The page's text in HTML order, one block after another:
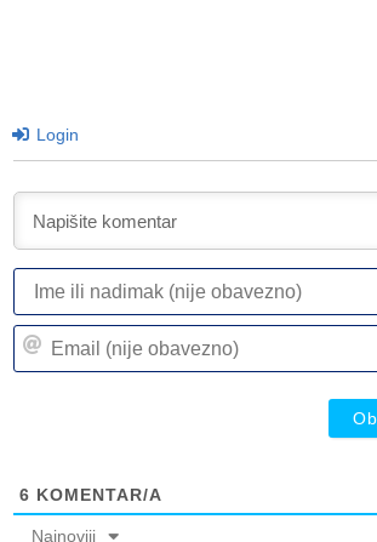
Login
6 KOMENTAR/A
Najnoviji